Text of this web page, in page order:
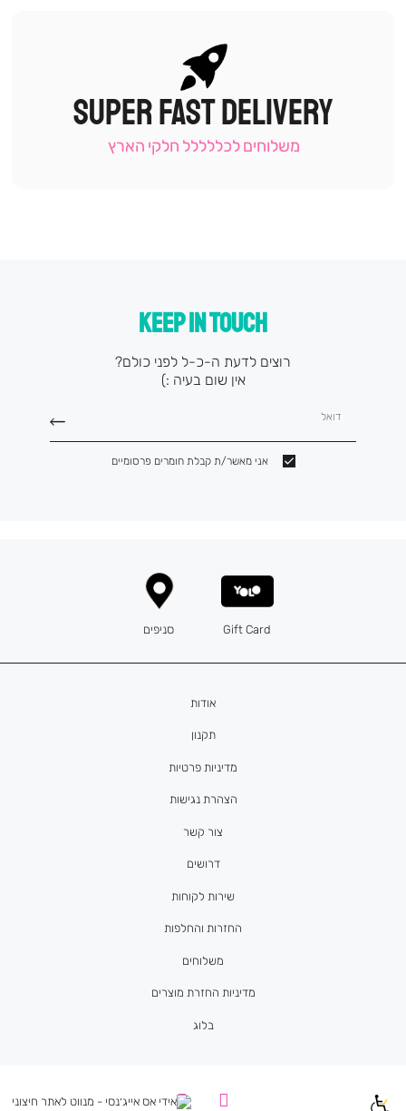
|
תומכי
-
SUPER FAST DELIVERY
משלוחים לכללללל חלקי הארץ
KEEP IN TOUCH
רוצים לדעת ה-כ-ל לפני כולם?
אין שום בעיה :)
דואל
אני מאשר/ת קבלת חומרים פרסומיים
אודות
תקנון
מדיניות פרטיות
הצהרת נגישות
צור קשר
דרושים
Gift Card סניפים
שירות לקוחות
החזרות והחלפות
משלוחים
מדיניות החזרת מוצרים
בלוג